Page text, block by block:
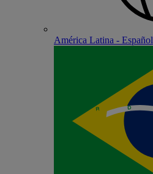
América Latina - Español